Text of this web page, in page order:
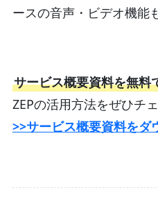
ースの音声・ビデオ機能
サービス概要資料を無料
ZEPの活用方法をぜひチ
>>サービス概要資料をダ